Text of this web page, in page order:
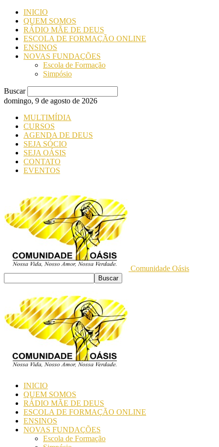
INICIO
QUEM SOMOS
RÁDIO MÃE DE DEUS
ESCOLA DE FORMAÇÃO ONLINE
ENSINOS
NOVAS FUNDAÇÕES
Escola de Formação
Simpósio
Buscar
domingo, 9 de agosto de 2026
MULTIMÍDIA
CURSOS
AGENDA DE DEUS
SEJA SÓCIO
SEJA OÁSIS
CONTATO
EVENTOS
Comunidade Oásis
INICIO
QUEM SOMOS
RÁDIO MÃE DE DEUS
ESCOLA DE FORMAÇÃO ONLINE
ENSINOS
NOVAS FUNDAÇÕES
Escola de Formação